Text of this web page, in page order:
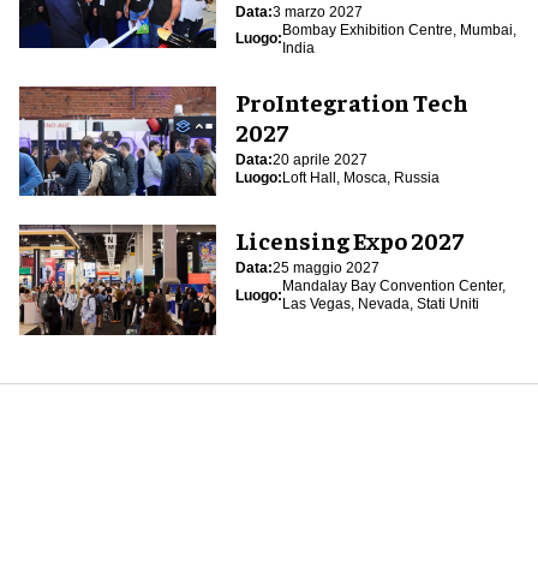
Data:3 marzo 2027
Luogo:
Bombay Exhibition Centre, Mumbai,
India
ProIntegration Tech
2027
Data:20 aprile 2027
Luogo:Loft Hall, Mosca, Russia
Licensing Expo 2027
Data:25 maggio 2027
Luogo:
Mandalay Bay Convention Center,
Las Vegas, Nevada, Stati Uniti